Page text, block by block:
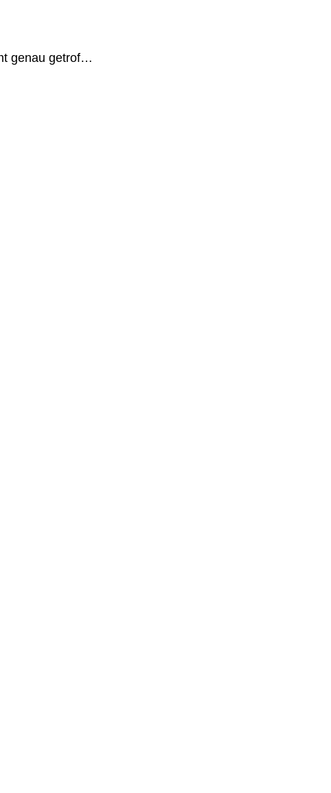
genau getrof…